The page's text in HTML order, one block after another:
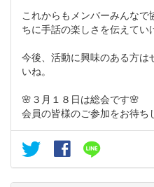
これからもメンバーみんな
ちに手話の楽しさを伝えてい
今後、活動に興味のある方は
いね。
🌸３月１８日は総会です🌸
会員の皆様のご参加をお待ち